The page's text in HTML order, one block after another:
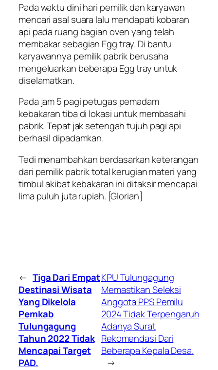
Pada waktu dini hari pemilik dan karyawan
mencari asal suara lalu mendapati kobaran
api pada ruang bagian oven yang telah
membakar sebagian Egg tray. Di bantu
karyawannya pemilik pabrik berusaha
mengeluarkan beberapa Egg tray untuk
diselamatkan.
Pada jam 5 pagi petugas pemadam
kebakaran tiba di lokasi untuk membasahi
pabrik. Tepat jak setengah tujuh pagi api
berhasil dipadamkan.
Tedi menambahkan berdasarkan keterangan
dari pemilik pabrik total kerugian materi yang
timbul akibat kebakaran ini ditaksir mencapai
lima puluh juta rupiah. [Glorian]
← Tiga Dari Empat
Destinasi Wisata
Yang Dikelola
Pemkab
Tulungagung
Tahun 2022 Tidak
Mencapai Target
PAD.
KPU Tulungagung
Memastikan Seleksi
Anggota PPS Pemilu
2024 Tidak Terpengaruh
Adanya Surat
Rekomendasi Dari
Beberapa Kepala Desa.
→